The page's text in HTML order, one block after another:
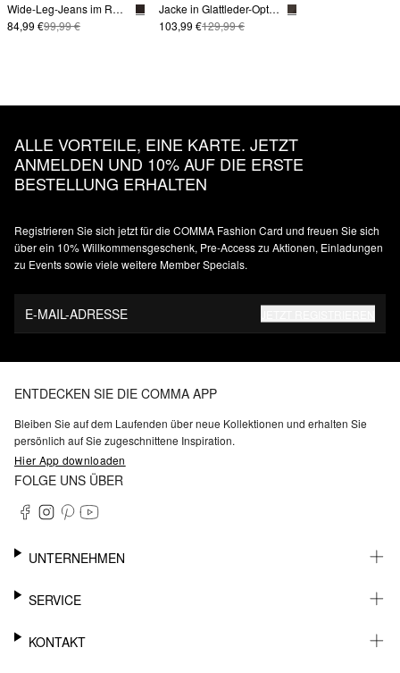
Wide-Leg-Jeans im Relaxed Fit
84,99 €99,99 €
Jacke in Glattleder-Optik mit aufgesetzten Taschen
103,99 €129,99 €
ALLE VORTEILE, EINE KARTE. JETZT
ANMELDEN UND 10% AUF DIE ERSTE
BESTELLUNG ERHALTEN
Registrieren Sie sich jetzt für die COMMA Fashion Card und freuen Sie sich
über ein 10% Willkommensgeschenk, Pre-Access zu Aktionen, Einladungen
zu Events sowie viele weitere Member Specials.
E-MAIL-ADRESSE
ENTDECKEN SIE DIE COMMA APP
Bleiben Sie auf dem Laufenden über neue Kollektionen und erhalten Sie
persönlich auf Sie zugeschnittene Inspiration.
Hier App downloaden
FOLGE UNS ÜBER
UNTERNEHMEN
KARRIERE
BARRIEREFREIHEIT
SERVICE
WHATSAPP
KONTAKT